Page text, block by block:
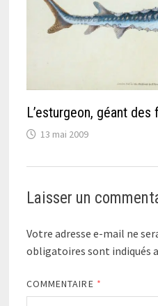
L’esturgeon, géant
13 mai 2009
Laisser un
Votre adresse e-mail ne
obligatoires sont indiqués
COMMENTAIRE *